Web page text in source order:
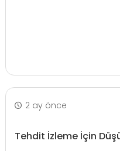
2 ay önce
Tehdit İzleme İçin